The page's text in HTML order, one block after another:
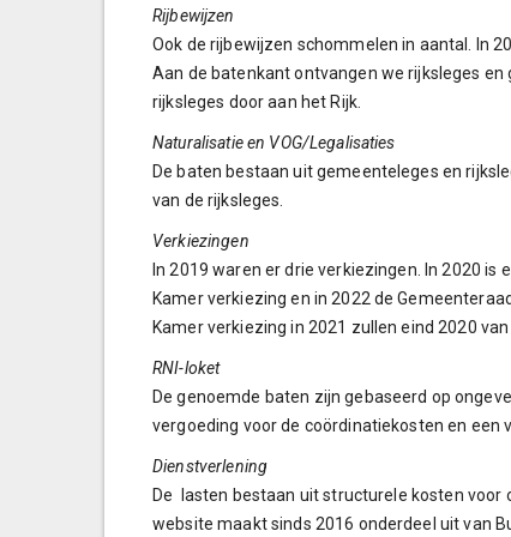
Rijbewijzen
Ook de rijbewijzen schommelen in aantal. In
Aan de batenkant ontvangen we rijksleges
rijksleges door aan het Rijk.
Naturalisatie en VOG/Legalisaties
De baten bestaan uit gemeenteleges en
van de rijksleges.
Verkiezingen
In 2019 waren er drie verkiezingen. In 2020 is
Kamer verkiezing en in 2022 de
Kamer verkiezing in 2021 zullen eind 2020
RNI-loket
De genoemde baten zijn gebaseerd op
vergoeding voor de coördinatiekosten en een
Dienstverlening
De lasten bestaan uit structurele kosten voor
website maakt sinds 2016 onderdeel uit van